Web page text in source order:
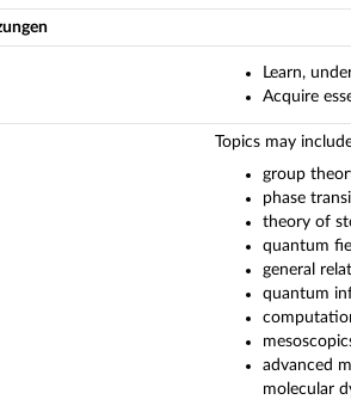
Learn,
Acquire
Topics may
group
phase
theory of
quantum
general
quantum
advanced
molecular